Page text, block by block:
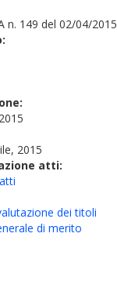
n. 149 del 02/04/2015
2015
atti:
dei titoli
di merito